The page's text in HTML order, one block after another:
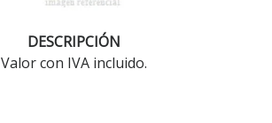
DESCRIPCIÓN
Valor con IVA incluido.